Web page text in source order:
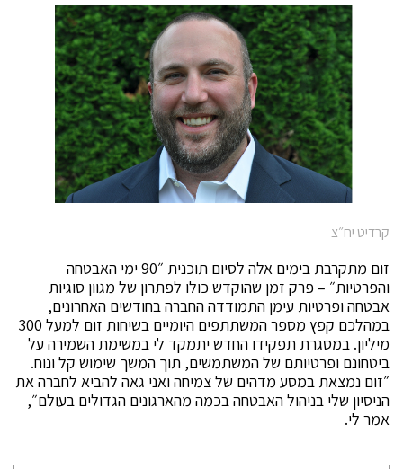
קרדיט יח״צ
זום מתקרבת בימים אלה לסיום תוכנית ״90 ימי האבטחה
והפרטיות״ – פרק זמן שהוקדש כולו לפתרון של מגוון סוגיות
אבטחה ופרטיות עימן התמודדה החברה בחודשים האחרונים,
במהלכם קפץ מספר המשתתפים היומיים בשיחות זום למעל 300
מיליון. במסגרת תפקידו החדש יתמקד לי במשימת השמירה על
ביטחונם ופרטיותם של המשתמשים, תוך המשך שימוש קל ונוח.
״זום נמצאת במסע מדהים של צמיחה ואני גאה להביא לחברה את
הניסיון שלי בניהול האבטחה בכמה מהארגונים הגדולים בעולם״,
אמר לי.